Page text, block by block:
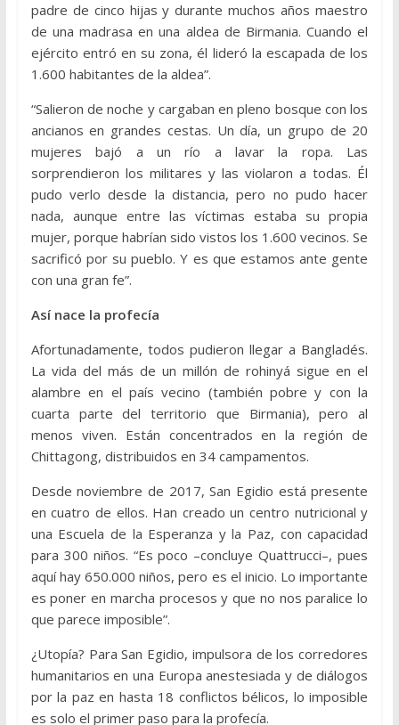
padre de cinco hijas y durante muchos años maestro
de una madrasa en una aldea de Birmania. Cuando el
ejército entró en su zona, él lideró la escapada de los
1.600 habitantes de la aldea”.
“Salieron de noche y cargaban en pleno bosque con los
ancianos en grandes cestas. Un día, un grupo de 20
mujeres bajó a un río a lavar la ropa. Las
sorprendieron los militares y las violaron a todas. Él
pudo verlo desde la distancia, pero no pudo hacer
nada, aunque entre las víctimas estaba su propia
mujer, porque habrían sido vistos los 1.600 vecinos. Se
sacrificó por su pueblo. Y es que estamos ante gente
con una gran fe”.
Así nace la profecía
Afortunadamente, todos pudieron llegar a Bangladés.
La vida del más de un millón de rohinyá sigue en el
alambre en el país vecino (también pobre y con la
cuarta parte del territorio que Birmania), pero al
menos viven. Están concentrados en la región de
Chittagong, distribuidos en 34 campamentos.
Desde noviembre de 2017, San Egidio está presente
en cuatro de ellos. Han creado un centro nutricional y
una Escuela de la Esperanza y la Paz, con capacidad
para 300 niños. “Es poco –concluye Quattrucci–, pues
aquí hay 650.000 niños, pero es el inicio. Lo importante
es poner en marcha procesos y que no nos paralice lo
que parece imposible”.
¿Utopía? Para San Egidio, impulsora de los corredores
humanitarios en una Europa anestesiada y de diálogos
por la paz en hasta 18 conflictos bélicos, lo imposible
es solo el primer paso para la profecía.